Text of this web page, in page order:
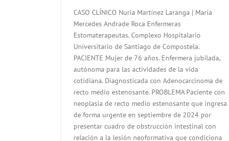
CASO CLÍNICO Nuria Martínez Laranga | María
Mercedes Andrade Roca Enfermeras
Estomaterapeutas. Complexo Hospitalario
Universitario de Santiago de Compostela.
PACIENTE Mujer de 76 años. Enfermera jubilada,
autónoma para las actividades de la vida
cotidiana. Diagnosticada con Adenocarcinoma de
recto medio estenosante. PROBLEMA Paciente con
neoplasia de recto medio estenosante que ingresa
de forma urgente en septiembre de 2024 por
presentar cuadro de obstrucción intestinal con
relación a la lesión neoformativa que condiciona